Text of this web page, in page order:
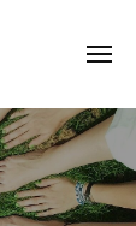
メ
ー